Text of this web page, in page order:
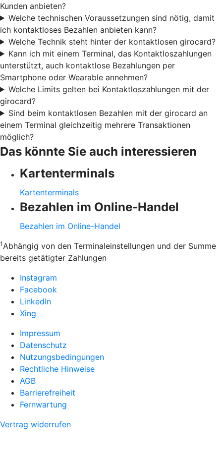
Kunden anbieten?
Welche technischen Voraussetzungen sind nötig, damit
ich kontaktloses Bezahlen anbieten kann?
Welche Technik steht hinter der kontaktlosen girocard?
Kann ich mit einem Terminal, das Kontaktloszahlungen
unterstützt, auch kontaktlose Bezahlungen per
Smartphone oder Wearable annehmen?
Welche Limits gelten bei Kontaktloszahlungen mit der
girocard?
Sind beim kontaktlosen Bezahlen mit der girocard an
einem Terminal gleichzeitig mehrere Transaktionen
möglich?
Das könnte Sie auch interessieren
Kartenterminals
Kartenterminals
Bezahlen im Online-Handel
Bezahlen im Online-Handel
1 Abhängig von den Terminaleinstellungen und der Summe
bereits getätigter Zahlungen
Instagram
Facebook
LinkedIn
Xing
Impressum
Datenschutz
Nutzungsbedingungen
Rechtliche Hinweise
AGB
Barrierefreiheit
Fernwartung
Vertrag widerrufen